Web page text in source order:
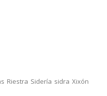
Riestra Sidería sidra Xixón